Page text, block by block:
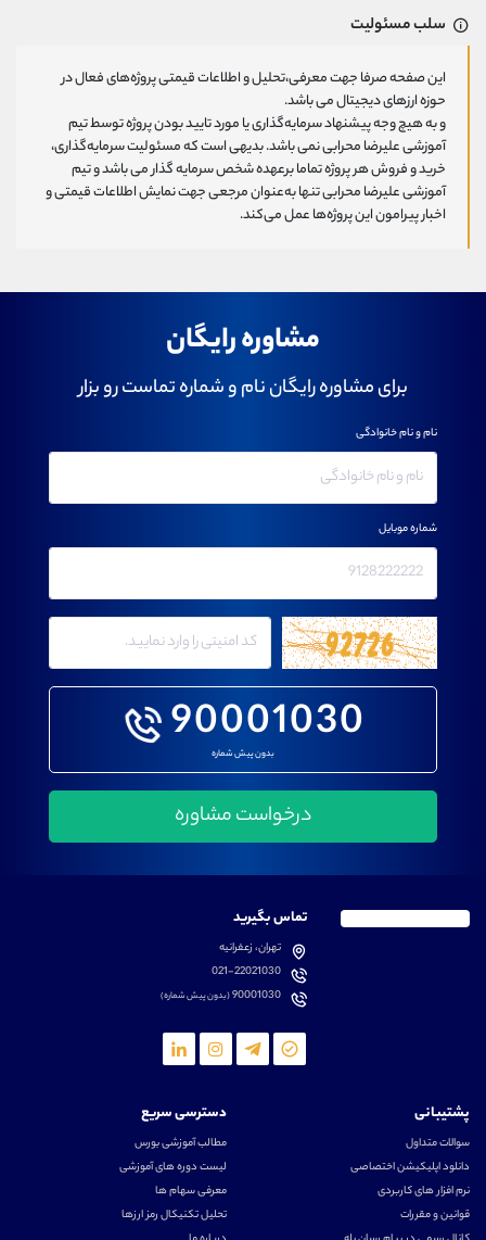
سلب مسئولیت
این صفحه صرفا جهت معرفی،تحلیل و اطلاعات قیمتی پروژه‌های فعال در
حوزه ارزهای دیجیتال می باشد.
و به هیچ وجه پیشنهاد سرمایه‌گذاری یا مورد تایید بودن پروژه توسط تیم
آموزشی علیرضا محرابی نمی باشد. بدیهی است که مسئولیت سرمایه‌گذاری،
خرید و فروش هر پروژه تماما برعهده شخص سرمایه گذار می باشد و تیم
آموزشی علیرضا محرابی تنها به‌عنوان مرجعی جهت نمایش اطلاعات قیمتی و
اخبار پیرامون این پروژه‌‌ها عمل می‌کند.
مشاوره رایگان
برای مشاوره رایگان نام و شماره تماست رو بزار
90001030
بدون پیش شماره
نام و نام خانوادگی
شماره موبایل
تماس بگیرید
تهران، زعفرانیه
021-22021030
90001030(بدون پیش شماره)
پشتیبانی
سوالات متداول
دانلود اپلیکیشن اختصاصی
نرم افزار های کاربردی
قوانین و مقررات
دسترسی سریع
مطالب آموزشی بورس
لیست دوره های آموزشی
معرفی سهام ها
تحلیل تکنیکال رمز ارزها